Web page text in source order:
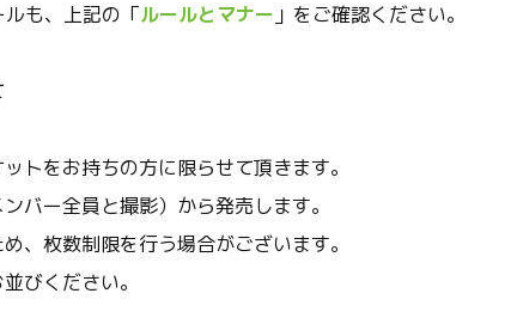
も、上記の「ルールとマナー 」をご確認ください。
トをお持ちの方に限らせて頂きます。
バー全員と撮影）から発売します。
、枚数制限を行う場合がございます。
びください。